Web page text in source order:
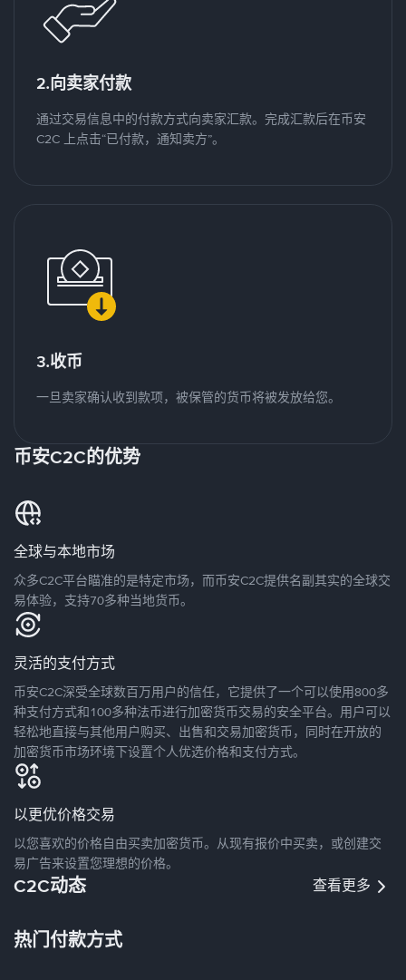
2.向卖家付款
通过交易信息中的付款方式向卖家汇款。完成汇款后在币安
C2C 上点击“已付款，通知卖方”。
3.收币
一旦卖家确认收到款项，被保管的货币将被发放给您。
币安C2C的优势
全球与本地市场
众多C2C平台瞄准的是特定市场，而币安C2C提供名副其实的全球交
易体验，支持70多种当地货币。
灵活的支付方式
币安C2C深受全球数百万用户的信任，它提供了一个可以使用800多
种支付方式和100多种法币进行加密货币交易的安全平台。用户可以
轻松地直接与其他用户购买、出售和交易加密货币，同时在开放的
加密货币市场环境下设置个人优选价格和支付方式。
以更优价格交易
以您喜欢的价格自由买卖加密货币。从现有报价中买卖，或创建交
易广告来设置您理想的价格。
C2C动态 查看更多
热门付款方式